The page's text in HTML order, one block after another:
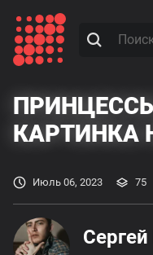
КАРТИНКА
Июль 06, 2023 75